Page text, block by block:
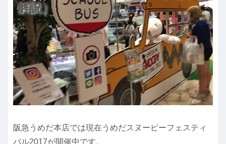
解説）
阪急うめだ本店では現在うめだスヌーピーフェスティ
バル2017が開催中です。